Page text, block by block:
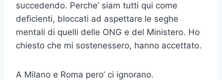
succedendo. Perche’ siam tutti qui come
deficienti, bloccati ad aspettare le seghe
mentali di quelli delle ONG e del Ministero. Ho
chiesto che mi sostenessero, hanno accettato.
A Milano e Roma pero’ ci ignorano.